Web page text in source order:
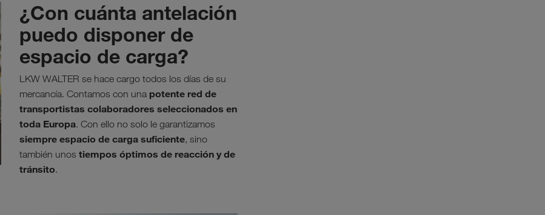
¿Con cuánta antelación
puedo disponer de
espacio de carga?
LKW WALTER se hace cargo todos los días de su
mercancía. Contamos con una potente red de
transportistas colaboradores seleccionados en
toda Europa. Con ello no solo le garantizamos
siempre espacio de carga suficiente, sino
también unos tiempos óptimos de reacción y de
tránsito.